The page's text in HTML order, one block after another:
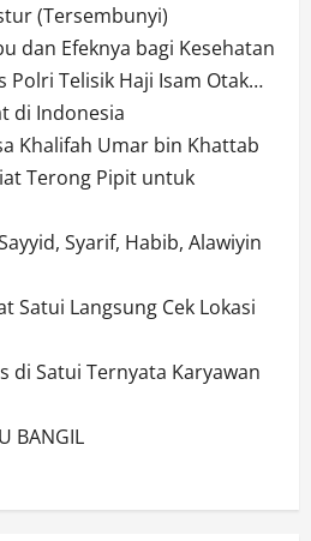
(Tersembunyi)
dan Efeknya bagi Kesehatan
Polri Telisik Haji Isam Otak…
di Indonesia
Khalifah Umar bin Khattab
Terong Pipit untuk
Syarif, Habib, Alawiyin
Satui Langsung Cek Lokasi
di Satui Ternyata Karyawan
BANGIL